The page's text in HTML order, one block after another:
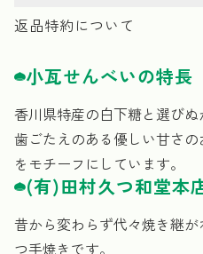
返品特約について
小瓦せんべいの特長
香川県特産の白下糖と選びぬ
歯ごたえのある優しい甘さ
をモチーフにしています。
(有)田村久つ和堂本
昔から変わらず代々焼き継
つ手焼きです。